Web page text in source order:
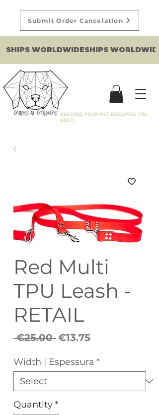
BECAUSE YOUR PET DESERVES THE
BEST!
SHIPS WORLDWIDE
Submit Order Cancelation
Red Multi
TPU Leash -
RETAIL
€25.00 Regular
€13.75Sale
Width | Espessura *
Quantity*